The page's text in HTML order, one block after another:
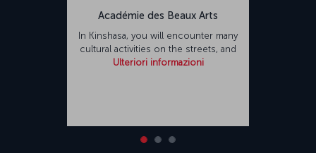
Académie des Beaux Arts
In Kinshasa, you will encounter many
cultural activities on the streets, and
Ulteriori informazioni